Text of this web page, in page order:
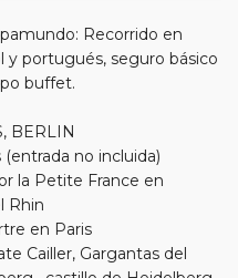
Recorrido en
y portugués, seguro básico
buffet.
BERLIN
(entrada no incluida)
la Petite France en
Rhin
en Paris
Cailler, Gargantas del